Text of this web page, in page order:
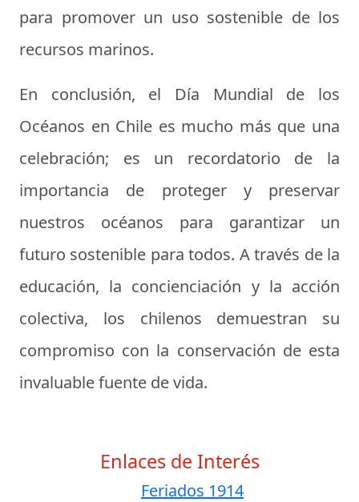
para promover un uso sostenible de los
recursos marinos.
En conclusión, el Día Mundial de los
Océanos en Chile es mucho más que una
celebración; es un recordatorio de la
importancia de proteger y preservar
nuestros océanos para garantizar un
futuro sostenible para todos. A través de la
educación, la concienciación y la acción
colectiva, los chilenos demuestran su
compromiso con la conservación de esta
invaluable fuente de vida.
Enlaces de Interés
Feriados 1914